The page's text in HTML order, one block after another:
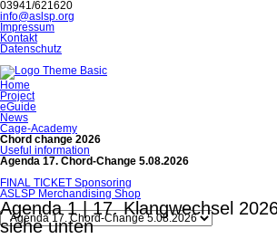
03941/621620
info@aslsp.org
Navigation
überspringen
Impressum
Kontakt
Datenschutz
Navigation
überspringen
Home
Project
eGuide
News
Cage-Academy
Chord change 2026
Useful information
Agenda 17. Chord-Change 5.08.2026
FINAL TICKET Sponsoring
ASLSP Merchandising Shop
Zielseite
Agenda 1 | 17. Klangwechsel
siehe unten